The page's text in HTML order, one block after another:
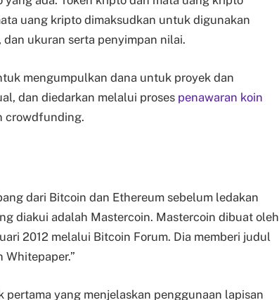
uang kripto dimaksudkan untuk digunakan
ukuran serta penyimpan nilai.
mengumpulkan dana untuk proyek dan
dan diedarkan melalui proses penawaran koin
crowdfunding.
dari Bitcoin dan Ethereum sebelum ledakan
diakui adalah Mastercoin. Mastercoin dibuat oleh
2012 melalui Bitcoin Forum. Dia memberi judul
Whitepaper.”
pertama yang menjelaskan penggunaan lapisan